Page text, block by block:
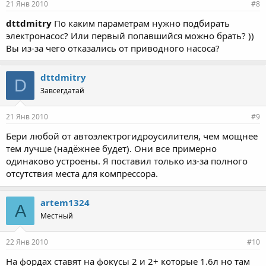
21 Янв 2010 #8
dttdmitry По каким параметрам нужно подбирать
электронасос? Или первый попавшийся можно брать? ))
Вы из-за чего отказались от приводного насоса?
D dttdmitry
Завсегдатай
21 Янв 2010 #9
Бери любой от автоэлектрогидроусилителя, чем мощнее
тем лучше (надёжнее будет). Они все примерно
одинаково устроены. Я поставил только из-за полного
отсутствия места для компрессора.
A artem1324
Местный
22 Янв 2010 #10
На фордах ставят на фокусы 2 и 2+ которые 1.6л но там